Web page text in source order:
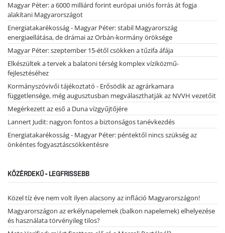
Magyar Péter: a 6000 milliárd forint európai uniós forrás át fogja
alakítani Magyarországot
Energiatakarékosság - Magyar Péter: stabil Magyarország
energiaellátása, de drámai az Orbán-kormány öröksége
Magyar Péter: szeptember 15-étől csökken a tűzifa áfája
Elkészültek a tervek a balatoni térség komplex víziközmű-
fejlesztéséhez
Kormányszóvivői tájékoztató - Erősödik az agrárkamara
függetlensége, még augusztusban megválaszthatják az NVVH vezetőit
Megérkezett az eső a Duna vízgyűjtőjére
Lannert Judit: nagyon fontos a biztonságos tanévkezdés
Energiatakarékosság - Magyar Péter: péntektől nincs szükség az
önkéntes fogyasztáscsökkentésre
KÖZÉRDEKŰ - LEGFRISSEBB
Közel tíz éve nem volt ilyen alacsony az infláció Magyarországon!
Magyarországon az erkélynapelemek (balkon napelemek) elhelyezése
és használata törvényileg tilos?